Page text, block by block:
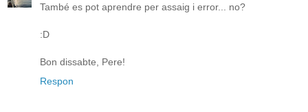
També es pot aprendre per assaig i error... no?
:D
Bon dissabte, Pere!
Respon